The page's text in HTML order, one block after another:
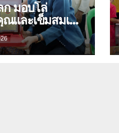
มอบโล่
ณและเข็มสมเด็จ
นางจอม
” ตำบลบ้าน
เภอเมือง